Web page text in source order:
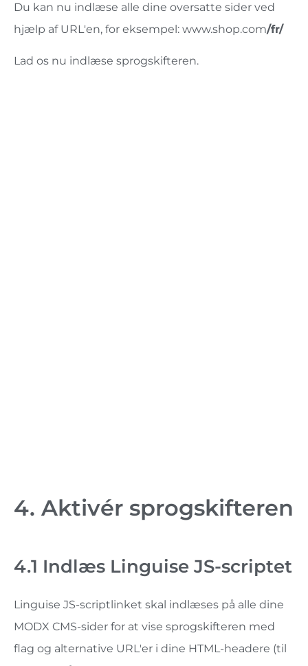
Du kan nu indlæse alle dine oversatte sider ved
hjælp af URL'en, for eksempel: www.shop.com/fr/
Lad os nu indlæse sprogskifteren.
4. Aktivér sprogskifteren
4.1 Indlæs Linguise JS-scriptet
Linguise JS-scriptlinket skal indlæses på alle dine
MODX CMS-sider for at vise sprogskifteren med
flag og alternative URL'er i dine HTML-headere (til